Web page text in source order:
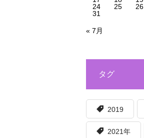
24
25 26
31
« 7月
タグ
2019
2021年